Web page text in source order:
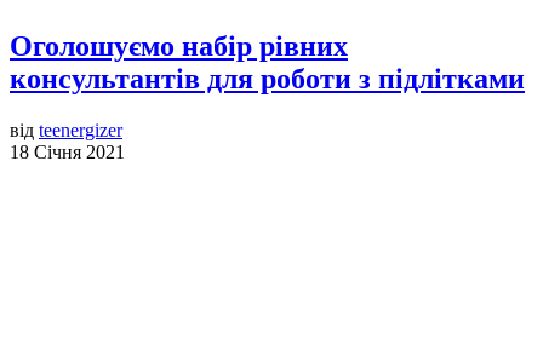
Оголошуємо набір рівних
консультантів для роботи з підлітками
від teenergizer
18 Січня 2021